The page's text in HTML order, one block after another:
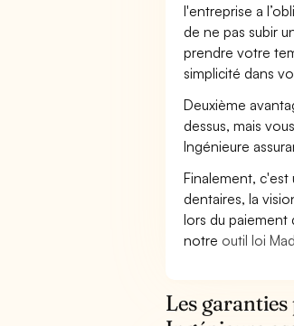
l'entreprise a
de ne pas subir
prendre votre
simplicité dans
Deuxième
dessus, mais
Ingénieure
Finalement,
dentaires, la
lors du paiement
notre outil loi
Les